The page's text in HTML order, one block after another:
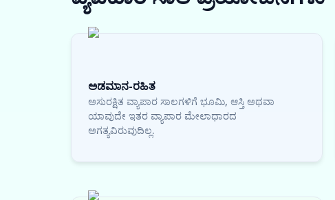
ಅಡಮಾನ-ರಹಿತ
ಅಸುರಕ್ಷಿತ ವ್ಯಾಪಾರ ಸಾಲಗಳಿಗೆ ಭೂಮಿ, ಆಸ್ತಿ ಅಥವಾ
ಯಾವುದೇ ಇತರ ವ್ಯಾಪಾರ ಮೇಲಾಧಾರದ
ಅಗತ್ಯವಿರುವುದಿಲ್ಲ.